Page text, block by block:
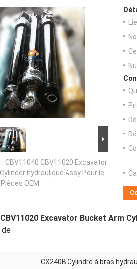
: CBV11040 CBV11020 Excavator
hydraulique Assy Pour le
OEM
CBV11020 Excavator Bucket Arm
CX240B Cylindre à bras